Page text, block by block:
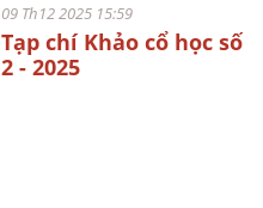
09 Th12 2025 15:59
Tạp chí Khảo cổ học số
2 - 2025